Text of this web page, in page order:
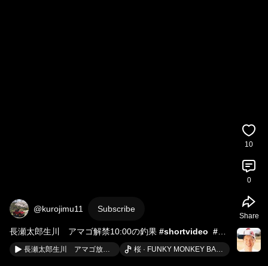
@kurojimu11 Subscribe
長瀬太郎生川　アマゴ解禁10:00の釣果 #shortvideo #ア
マゴ #解禁 #釣果情報
長瀬太郎生川 アマゴ放流 2025.04.05 桜 · FUNKY MONKEY BABYS
10
0
Share